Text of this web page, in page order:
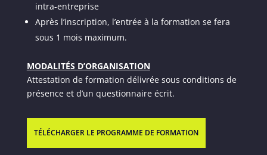
intra-entreprise
Après l’inscription, l’entrée à la formation se fera
sous 1 mois maximum.
MODALITÉS D’ORGANISATION
Attestation de formation délivrée sous conditions de
présence et d’un questionnaire écrit.
TÉLÉCHARGER LE PROGRAMME DE FORMATION